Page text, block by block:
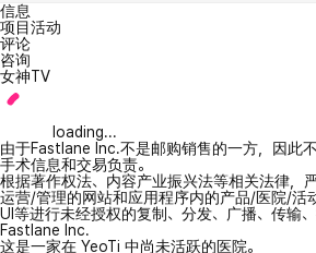
信息
项目活动
评论
咨询
女神TV
loading...
由于Fastlane Inc.不是邮购销售的一方，因此
手术信息和交易负责。
根据著作权法、内容产业振兴法等相关法律，
运营/管理的网站和应用程序内的产品/医院/活
UI等进行未经授权的复制、分发、广播、传输、
Fastlane Inc.
这是一家在 YeoTi 中尚未活跃的医院。